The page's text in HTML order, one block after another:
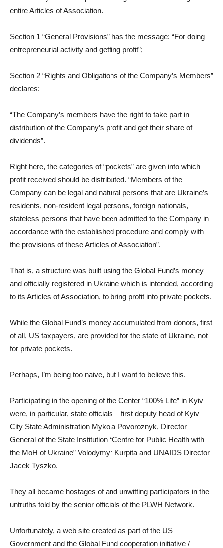
entire Articles of Association.
Section 1 “General Provisions” has the message: “For doing
entrepreneurial activity and getting profit”;
Section 2 “Rights and Obligations of the Company’s Members”
declares:
“The Company’s members have the right to take part in
distribution of the Company’s profit and get their share of
dividends”.
Right here, the categories of “pockets” are given into which
profit received should be distributed. “Members of the
Company can be legal and natural persons that are Ukraine’s
residents, non-resident legal persons, foreign nationals,
stateless persons that have been admitted to the Company in
accordance with the established procedure and comply with
the provisions of these Articles of Association”.
That is, a structure was built using the Global Fund’s money
and officially registered in Ukraine which is intended, according
to its Articles of Association, to bring profit into private pockets.
While the Global Fund’s money accumulated from donors, first
of all, US taxpayers, are provided for the state of Ukraine, not
for private pockets.
Perhaps, I’m being too naive, but I want to believe this.
Participating in the opening of the Center “100% Life” in Kyiv
were, in particular, state officials – first deputy head of Kyiv
City State Administration Mykola Povoroznyk, Director
General of the State Institution “Centre for Public Health with
the MoH of Ukraine” Volodymyr Kurpita and UNAIDS Director
Jacek Tyszko.
They all became hostages of and unwitting participators in the
untruths told by the senior officials of the PLWH Network.
Unfortunately, a web site created as part of the US
Government and the Global Fund cooperation initiative /